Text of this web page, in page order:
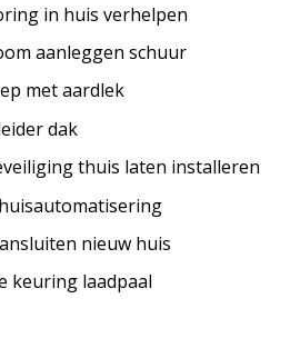
in huis verhelpen
aanleggen schuur
met aardlek
dak
thuis laten installeren
nieuw huis
keuring laadpaal